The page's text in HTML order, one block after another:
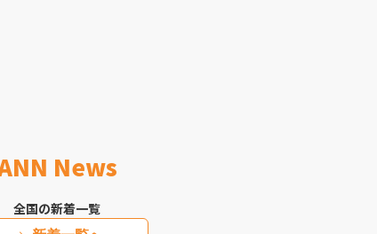
News
全国の新着一覧